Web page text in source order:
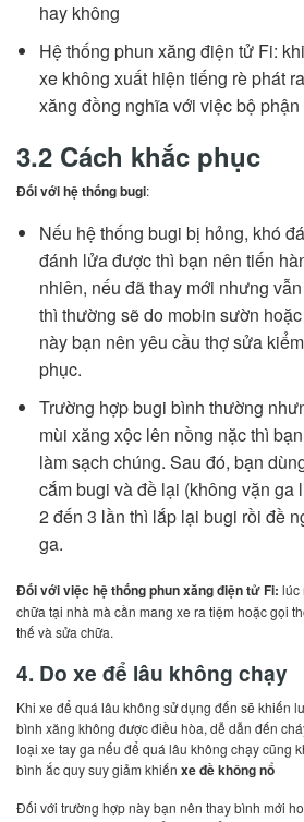
hay không
Hệ thống phun xăng điện tử Fi:
xe không xuất hiện tiếng rè phát
xăng đồng nghĩa với việc bộ
3.2 Cách khắc phục
Đối với hệ thống bugi:
Nếu hệ thống bugi bị hỏng, khó
đánh lửa được thì bạn nên tiến
nhiên, nếu đã thay mới nhưng
thì thường sẽ do mobin sườn
này bạn nên yêu cầu thợ sửa
phục.
Trường hợp bugi bình thường
mùi xăng xộc lên nồng nặc thì
làm sạch chúng. Sau đó, bạn
cắm bugi và đề lại (không vặn ga
2 đến 3 lần thì lắp lại bugi rồi đề
ga.
Đối với việc hệ thống phun xăng điện tử Fi: lúc
chữa tại nhà mà cần mang xe ra tiệm hoặc gọi
thế và sửa chữa.
4. Do xe để lâu không chạy
Khi xe để quá lâu không sử dụng đến sẽ khiến
bình xăng không được điều hòa, dễ dẫn đến
loại xe tay ga nếu để quá lâu không chạy cũng
bình ắc quy suy giảm khiến xe đề không nổ
Đối với trường hợp này bạn nên thay bình mới